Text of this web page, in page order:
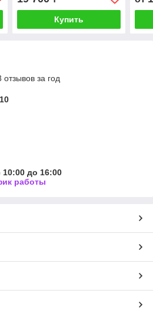
Купить
за год
10:00 до 16:00
работы